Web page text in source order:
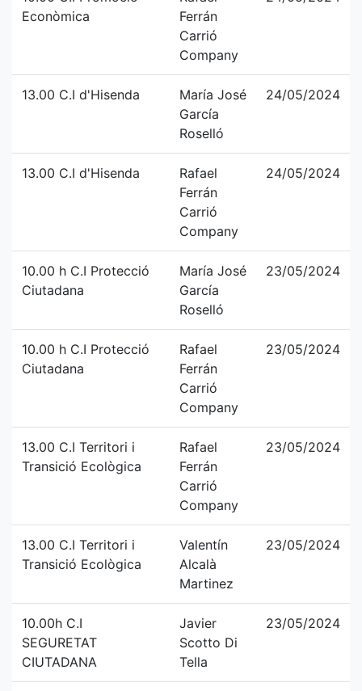
Econòmica
Ferrán
Carrió
Company
13.00 C.I d'Hisenda
María José
García
Roselló
24/05/2024
13.00 C.I d'Hisenda
Rafael
Ferrán
Carrió
Company
24/05/2024
10.00 h C.I Protecció
Ciutadana
María José
García
Roselló
23/05/2024
10.00 h C.I Protecció
Ciutadana
Rafael
Ferrán
Carrió
Company
23/05/2024
13.00 C.I Territori i
Transició Ecològica
Rafael
Ferrán
Carrió
Company
23/05/2024
13.00 C.I Territori i
Transició Ecològica
Valentín
Alcalà
Martinez
23/05/2024
10.00h C.I
SEGURETAT
CIUTADANA
Javier
Scotto Di
Tella
23/05/2024